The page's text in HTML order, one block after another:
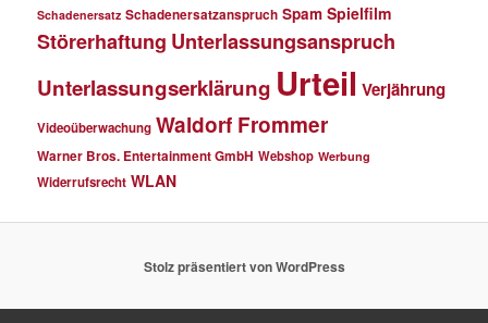
Schadenersatz Schadenersatzanspruch Spam Spielfilm
Störerhaftung Unterlassungsanspruch
Unterlassungserklärung Urteil Verjährung
Videoüberwachung Waldorf Frommer
Warner Bros. Entertainment GmbH Webshop Werbung
Widerrufsrecht WLAN
Stolz präsentiert von WordPress